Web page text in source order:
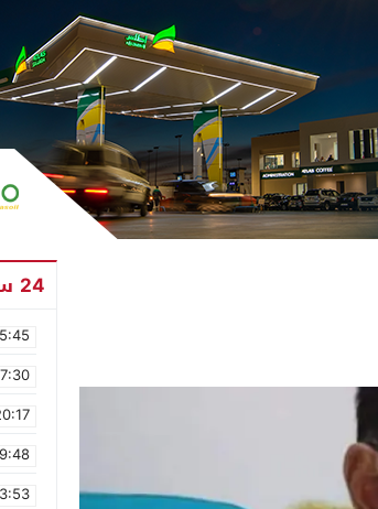
24 ساعة